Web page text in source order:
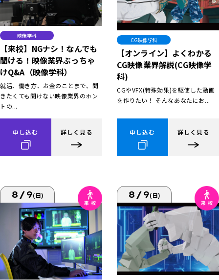
映像学科
【来校】NGナシ！なんでも
聞ける！映像業界ぶっちゃ
けQ&A（映像学科）
就活、働き方、お金のことまで、聞
きたくても聞けない映像業界のホン
トの...
申し込む 詳しく見る
CG映像学科
【オンライン】よくわかる
CG映像業界解説(CG映像学
科)
CGやVFX(特殊効果)を駆使した動画
を作りたい！ そんなあなたにお...
申し込む 詳しく見る
8/9(日) 8/9(日)